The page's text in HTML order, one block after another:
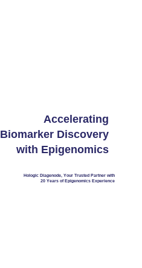
Accelerating
Biomarker Discovery
with Epigenomics
Hologic Diagenode, Your Trusted Partner with
20 Years of Epigenomics Experience